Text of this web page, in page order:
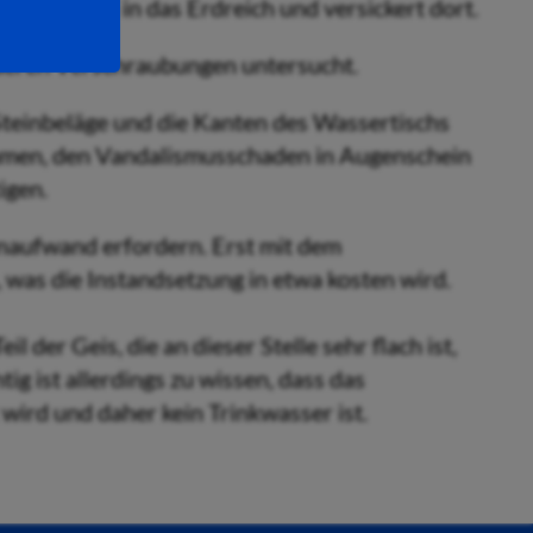
vorbei in das Erdreich und versickert dort.
Verschraubungen untersucht.
und die Kanten des Wassertischs
den Vandalismusschaden in Augenschein
erfordern. Erst mit dem
die Instandsetzung in etwa kosten wird.
der Geis, die an dieser Stelle sehr flach ist,
ist allerdings zu wissen, dass das
und daher kein Trinkwasser ist.